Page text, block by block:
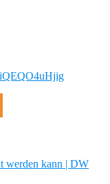
werden kann | DW